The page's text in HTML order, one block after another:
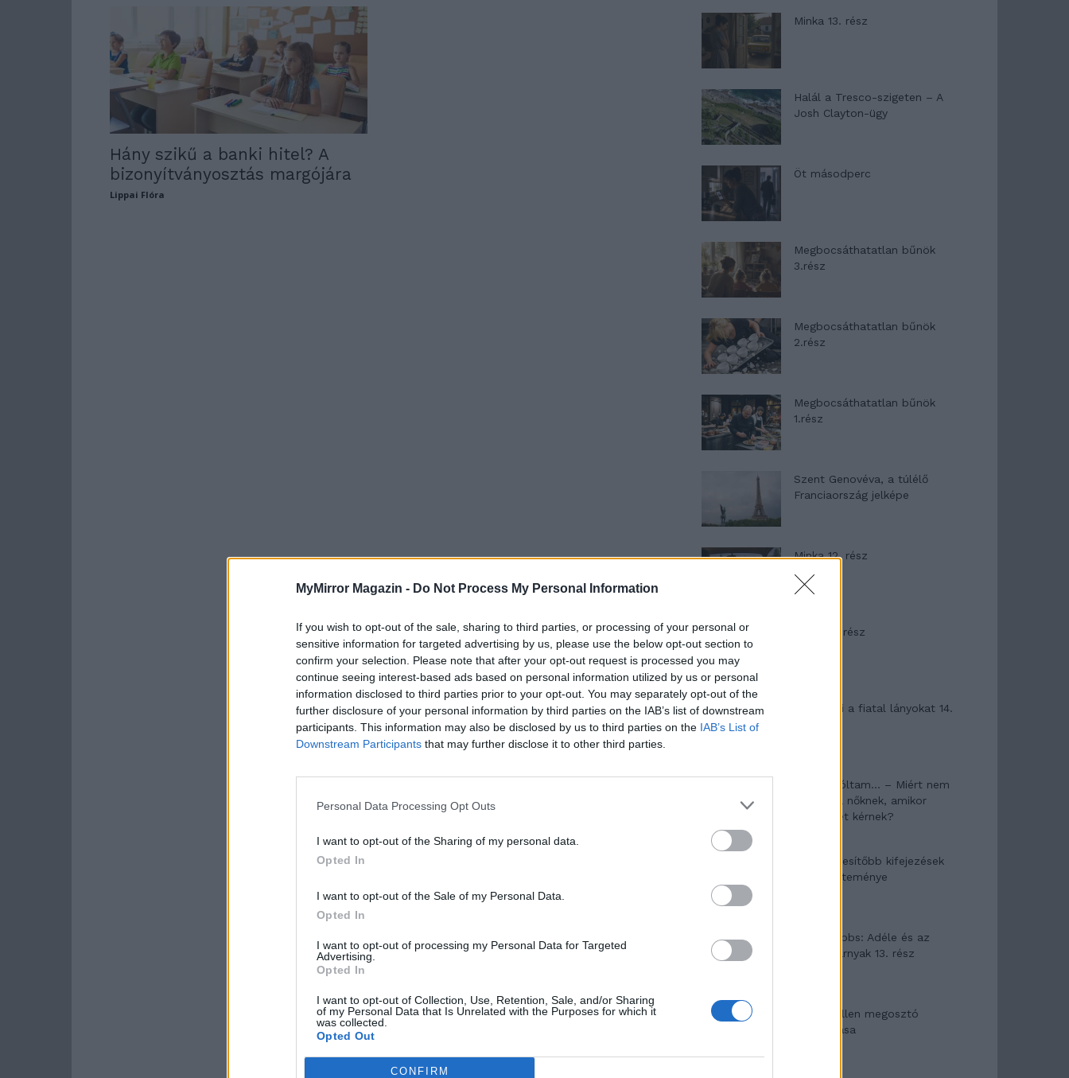
MyMirror Magazin - Do Not Process My Personal Information
If you wish to opt-out of the sale, sharing to third parties, or processing of your personal or
sensitive information for targeted advertising by us, please use the below opt-out section to
confirm your selection. Please note that after your opt-out request is processed you may
continue seeing interest-based ads based on personal information utilized by us or personal
information disclosed to third parties prior to your opt-out. You may separately opt-out of the
further disclosure of your personal information by third parties on the IAB’s list of downstream
participants. This information may also be disclosed by us to third parties on the IAB’s List of
Downstream Participants that may further disclose it to other third parties.
Personal Data Processing Opt Outs
I want to opt-out of the Sharing of my personal data.
Opted In
I want to opt-out of the Sale of my Personal Data.
Opted In
I want to opt-out of processing my Personal Data for Targeted
Advertising.
Opted In
I want to opt-out of Collection, Use, Retention, Sale, and/or Sharing
of my Personal Data that Is Unrelated with the Purposes for which it
was collected.
Opted Out
CONFIRM
Hány szikű a banki hitel? A
bizonyítványosztás margójára
Lippai Flóra
Minka 13. rész
Halál a Tresco-szigeten – A
Josh Clayton-ügy
Öt másodperc
Megbocsáthatatlan bűnök
3.rész
Megbocsáthatatlan bűnök
2.rész
Megbocsáthatatlan bűnök
1.rész
Szent Genovéva, a túlélő
Franciaország jelképe
Minka 12. rész
Minka 11. rész
T. szereti a fiatal lányokat 14.
Pedig szóltam… – Miért nem
hiszünk a nőknek, amikor
segítséget kérnek?
A legidegesítőbb kifejezések
laza gyűjteménye
Elyna Robbs: Adéle és az
örökölt árnyak 13. rész
Woody Allen megosztó
zsenialitása